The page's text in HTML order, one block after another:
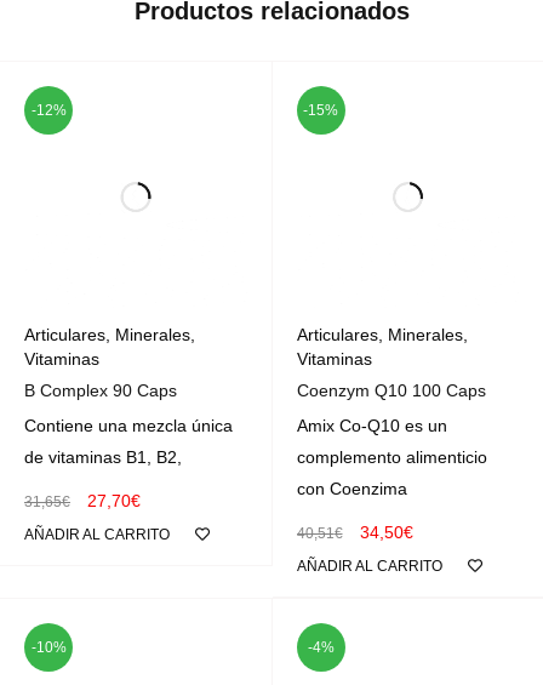
Productos relacionados
-12%
Articulares, Minerales,
Vitaminas
B Complex 90 Caps
Contiene una mezcla única
de vitaminas B1, B2,
31,65€ 27,70€
AÑADIR AL CARRITO
-15%
Articulares, Minerales,
Vitaminas
Coenzym Q10 100 Caps
Amix Co-Q10 es un
complemento alimenticio
con Coenzima
40,51€ 34,50€
AÑADIR AL CARRITO
-10% -4%